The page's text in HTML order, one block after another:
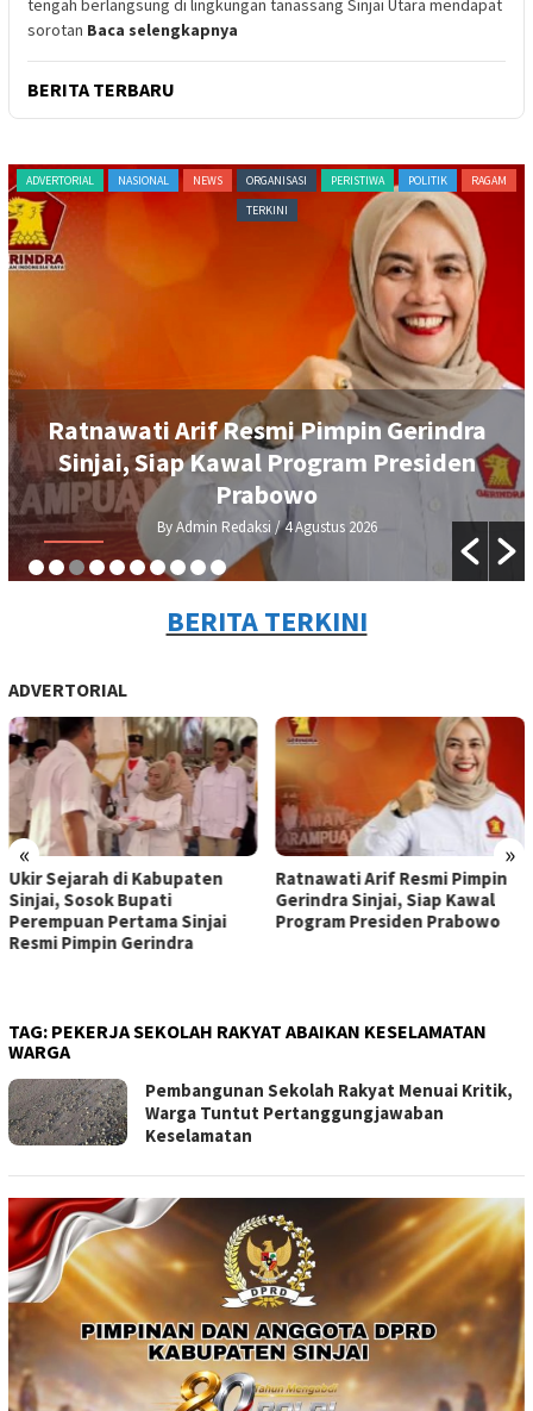
tengah berlangsung di lingkungan tanassang Sinjai Utara mendapat
sorotan Baca selengkapnya
BERITA TERBARU
NEWS
DEMA UIAD Serahkan Petisi Kenaikan
Dana Operasional Ormawa, Wakil
Rektor III Siap Bawa ke Rapat Senat
By Admin Redaksi / 3 Agustus 2026
BERITA TERKINI
ADVERTORIAL
« »
Ratnawati Arif Resmi Pimpin
Gerindra Sinjai, Siap Kawal
Program Presiden Prabowo
Andi Muawiyah Ramly
Kucurkan Bantuan Rp20 Juta
untuk GOR Sinjai, Guyonan ke
TAG: PEKERJA SEKOLAH RAKYAT ABAIKAN KESELAMATAN
WARGA
Pembangunan Sekolah Rakyat Menuai Kritik,
Warga Tuntut Pertanggungjawaban
Keselamatan